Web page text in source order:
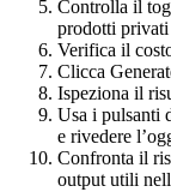
Controlla il
prodotti privati
Verifica il
Clicca
Ispeziona il
Usa i pulsanti
e rivedere
Confronta il
output utili